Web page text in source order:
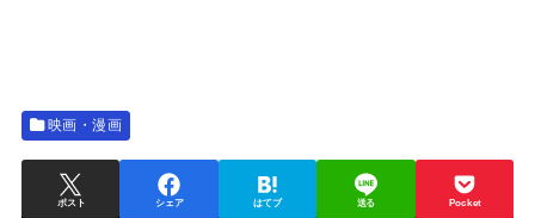
映画・漫画
ポスト シェア はてブ 送る Pocket